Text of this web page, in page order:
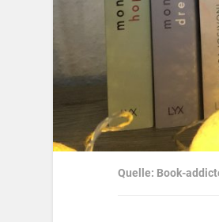
Quelle: Book-